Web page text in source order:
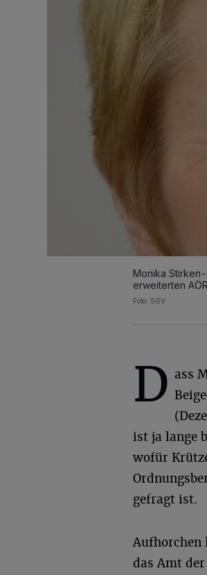
Monika
erweiterten
Foto: SGV
D ass
ist ja lange
wofür
gefragt ist.
Aufhorchen
das Amt